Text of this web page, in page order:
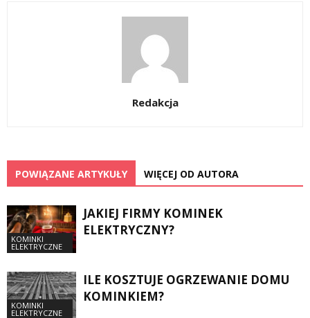
Redakcja
POWIĄZANE ARTYKUŁY WIĘCEJ OD AUTORA
KOMINKI
ELEKTRYCZNE
JAKIEJ FIRMY KOMINEK
ELEKTRYCZNY?
KOMINKI
ELEKTRYCZNE
ILE KOSZTUJE OGRZEWANIE DOMU
KOMINKIEM?